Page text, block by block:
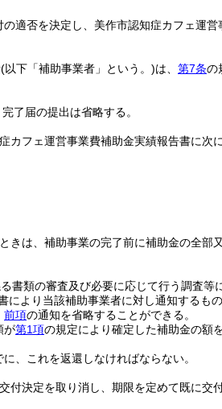
適否を決定し、美作市認知症カフェ運営
(以下「補助事業者」という。)は、 第7条の
了届の提出は省略する。
フェ運営事業費補助金実績報告書に次
は、補助事業の完了前に補助金の全部
書類の審査及び必要に応じて行う調査等
より当該補助事業者に対し通知するもの
前項の通知を省略することができる。
が第1項の規定により確定した補助金の額
、これを返還しなければならない。
付決定を取り消し、期限を定めて既に交